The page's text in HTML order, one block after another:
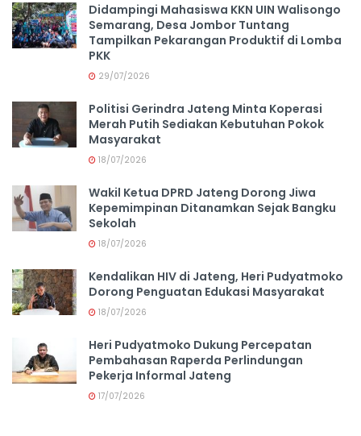
Didampingi Mahasiswa KKN UIN Walisongo
Semarang, Desa Jombor Tuntang
Tampilkan Pekarangan Produktif di Lomba
PKK
29/07/2026
Politisi Gerindra Jateng Minta Koperasi
Merah Putih Sediakan Kebutuhan Pokok
Masyarakat
18/07/2026
Wakil Ketua DPRD Jateng Dorong Jiwa
Kepemimpinan Ditanamkan Sejak Bangku
Sekolah
18/07/2026
Kendalikan HIV di Jateng, Heri Pudyatmoko
Dorong Penguatan Edukasi Masyarakat
18/07/2026
Heri Pudyatmoko Dukung Percepatan
Pembahasan Raperda Perlindungan
Pekerja Informal Jateng
17/07/2026